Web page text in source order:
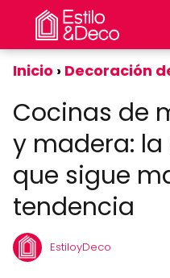
Inicio Decoración
Cocinas de
y madera:
que sigue
tendencia
EstiloyDeco